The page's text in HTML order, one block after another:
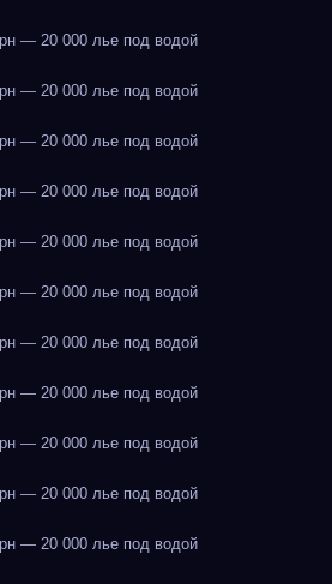
— 20 000 лье под водой
— 20 000 лье под водой
— 20 000 лье под водой
— 20 000 лье под водой
— 20 000 лье под водой
— 20 000 лье под водой
— 20 000 лье под водой
— 20 000 лье под водой
— 20 000 лье под водой
— 20 000 лье под водой
— 20 000 лье под водой